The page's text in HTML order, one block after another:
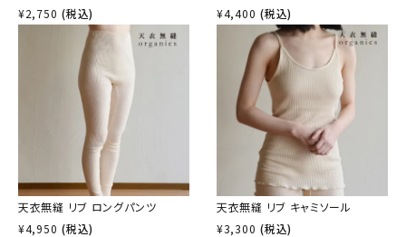
¥2,750 (税込)
¥4,400 (税込)
天衣無縫 リブ ロングパンツ
¥4,950 (税込)
天衣無縫 リブ キャミソール
¥3,300 (税込)